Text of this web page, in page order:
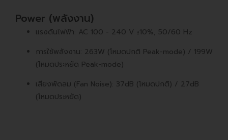
Power (พลังงาน)
แรงดันไฟฟ้า: AC 100 - 240 V ±10%, 50/60 Hz
การใช้พลังงาน: 263W (โหมดปกติ Peak-mode) / 199W
(โหมดประหยัด Peak-mode)
เสียงพัดลม (Fan Noise): 37dB (โหมดปกติ) / 27dB
(โหมดประหยัด)